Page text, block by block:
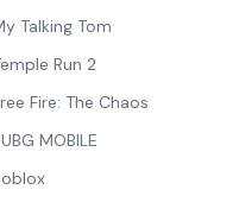
Talking Tom
Run 2
Fire: The Chaos
MOBILE